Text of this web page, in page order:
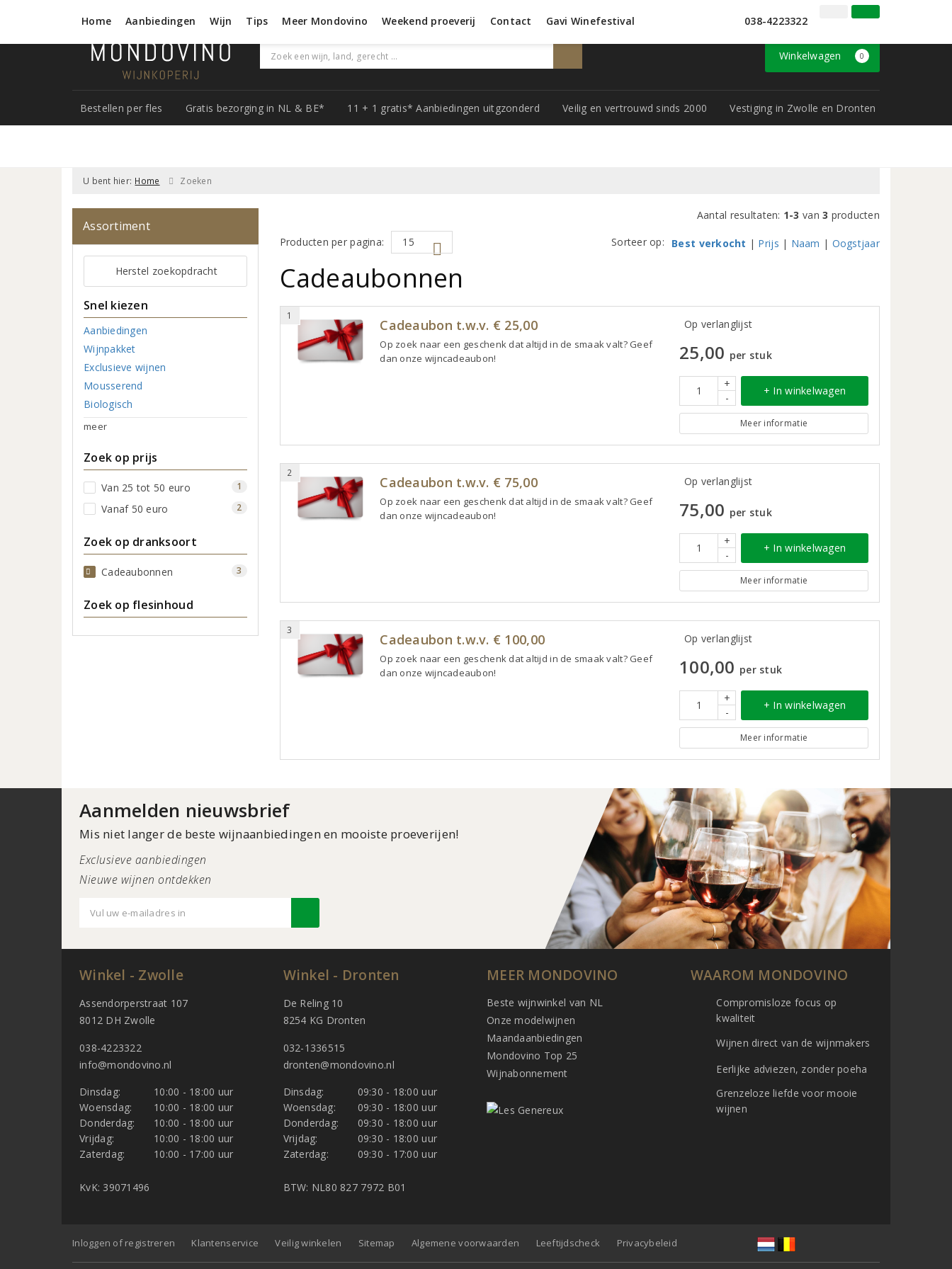
Inloggen
Winkelwagen 0
Bestellen per fles Gratis bezorging in NL & BE* 11 + 1 gratis* Aanbiedingen uitgzonderd Veilig en vertrouwd sinds 2000 Vestiging in Zwolle en Dronten
Home Aanbiedingen Wijn Tips Meer Mondovino Weekend proeverij Contact Gavi Winefestival 038-4223322
U bent hier: Home Zoeken
Assortiment
Herstel zoekopdracht
Snel kiezen
Aanbiedingen
Wijnpakket
Exclusieve wijnen
Mousserend
Biologisch
meer
Zoek op prijs
Van 25 tot 50 euro 1
Vanaf 50 euro 2
Zoek op dranksoort
Cadeaubonnen 3
Zoek op flesinhoud
Aantal resultaten: 1-3 van3 producten
Producten per pagina:
Sorteer op: Best verkocht | Prijs | Naam | Oogstjaar
Cadeaubonnen
1
Cadeaubon t.w.v. € 25,00
Op zoek naar een geschenk dat altijd in de smaak valt? Geef
dan onze wijncadeaubon!
Op verlanglijst
25,00 per stuk
+
-
+ In winkelwagen
Meer informatie
2
Cadeaubon t.w.v. € 75,00
Op zoek naar een geschenk dat altijd in de smaak valt? Geef
dan onze wijncadeaubon!
Op verlanglijst
75,00 per stuk
+
-
+ In winkelwagen
Meer informatie
3
Cadeaubon t.w.v. € 100,00
Op zoek naar een geschenk dat altijd in de smaak valt? Geef
dan onze wijncadeaubon!
Op verlanglijst
100,00 per stuk
+
-
+ In winkelwagen
Meer informatie
Aanmelden nieuwsbrief
Mis niet langer de beste wijnaanbiedingen en mooiste proeverijen!
Exclusieve aanbiedingen
Nieuwe wijnen ontdekken
Winkel - Zwolle
Assendorperstraat 107
8012 DH Zwolle
038-4223322
info@mondovino.nl
Dinsdag:
10:00 - 18:00 uur
Woensdag:
10:00 - 18:00 uur
Donderdag:
10:00 - 18:00 uur
Vrijdag:
10:00 - 18:00 uur
Zaterdag:
10:00 - 17:00 uur
KvK: 39071496
Winkel - Dronten
De Reling 10
8254 KG Dronten
032-1336515
dronten@mondovino.nl
Dinsdag:
09:30 - 18:00 uur
Woensdag:
09:30 - 18:00 uur
Donderdag:
09:30 - 18:00 uur
Vrijdag:
09:30 - 18:00 uur
Zaterdag:
09:30 - 17:00 uur
BTW: NL80 827 7972 B01
MEER MONDOVINO
Beste wijnwinkel van NL
Onze modelwijnen
Maandaanbiedingen
Mondovino Top 25
Wijnabonnement
WAAROM MONDOVINO
Compromisloze focus op
kwaliteit
Wijnen direct van de wijnmakers
Eerlijke adviezen, zonder poeha
Grenzeloze liefde voor mooie
wijnen
Inloggen of registreren Klantenservice Veilig winkelen Sitemap Algemene voorwaarden Leeftijdscheck Privacybeleid